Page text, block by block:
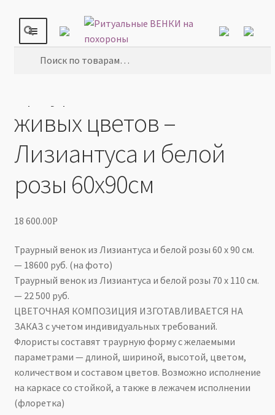
Перейти
Перейти
ВЕНКИ
РИТУАЛЬНЫЕ КОМПОЗИЦИИ
ОПЛАТА
О КОМПАНИИ
КОНТАКТЫ
☏ 8 (812) 988-80-55
Поиск
ЖИВЫХ ЦВЕТОВ
Траурный ВЕНОК из живых цветов – Лизиантуса и
живых цветов –
Лизиантуса и белой
розы 60х90см
18 600.00Р
Траурный венок из Лизиантуса и белой розы 60 х 90 см.
— 18600 руб. (на фото)
Траурный венок из Лизиантуса и белой розы 70 х 110 см.
— 22 500 руб.
ЦВЕТОЧНАЯ КОМПОЗИЦИЯ ИЗГОТАВЛИВАЕТСЯ НА
ЗАКАЗ с учетом индивидуальных требований.
Флористы составят траурную форму с желаемыми
параметрами — длиной, шириной, высотой, цветом,
количеством и составом цветов. Возможно исполнение
на каркасе со стойкой, а также в лежачем исполнении
(флоретка)